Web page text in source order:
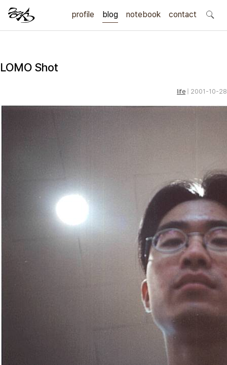
profile blog notebook contact
search
LOMO Shot
life | 2001-10-28